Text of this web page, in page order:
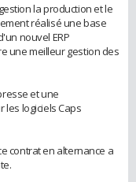
la production et le
réalisé une base
nouvel ERP
une meilleur gestion des
et une
logiciels Caps
contrat en alternance a